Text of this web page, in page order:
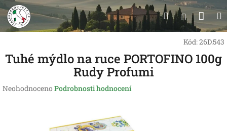
Přejít
na
obsah
Hledat
Kód:26D.543
Tuhé mýdlo na ruce PORTOFINO 100g
Rudy Profumi
Průměrné
Neohodnoceno Podrobnosti hodnocení